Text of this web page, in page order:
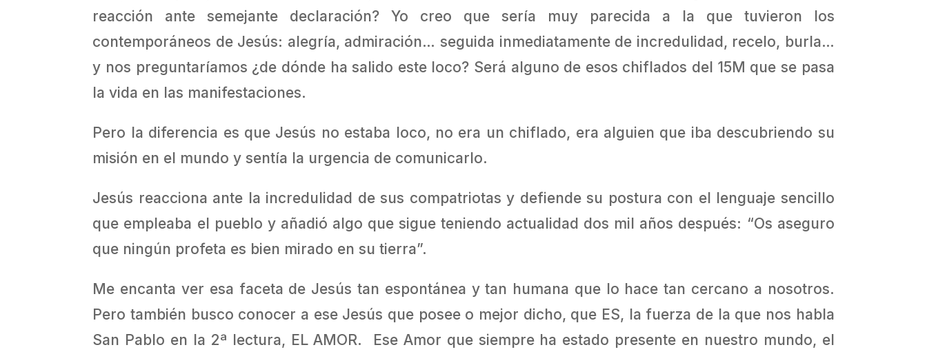
reacción ante semejante declaración? Yo creo que sería muy parecida a la que tuvieron los
contemporáneos de Jesús: alegría, admiración… seguida inmediatamente de incredulidad, recelo, burla…
y nos preguntaríamos ¿de dónde ha salido este loco? Será alguno de esos chiflados del 15M que se pasa
la vida en las manifestaciones.
Pero la diferencia es que Jesús no estaba loco, no era un chiflado, era alguien que iba descubriendo su
misión en el mundo y sentía la urgencia de comunicarlo.
Jesús reacciona ante la incredulidad de sus compatriotas y defiende su postura con el lenguaje sencillo
que empleaba el pueblo y añadió algo que sigue teniendo actualidad dos mil años después: “Os aseguro
que ningún profeta es bien mirado en su tierra”.
Me encanta ver esa faceta de Jesús tan espontánea y tan humana que lo hace tan cercano a nosotros.
Pero también busco conocer a ese Jesús que posee o mejor dicho, que ES, la fuerza de la que nos habla
San Pablo en la 2ª lectura, EL AMOR. Ese Amor que siempre ha estado presente en nuestro mundo, el